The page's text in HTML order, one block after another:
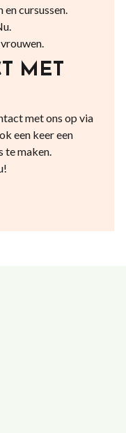
cursussen.
MET
met ons op via
een keer een
te maken.